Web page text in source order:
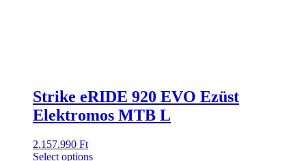
Strike eRIDE 920 EVO Ezüst
Elektromos MTB L
2.157.990 Ft
Select options